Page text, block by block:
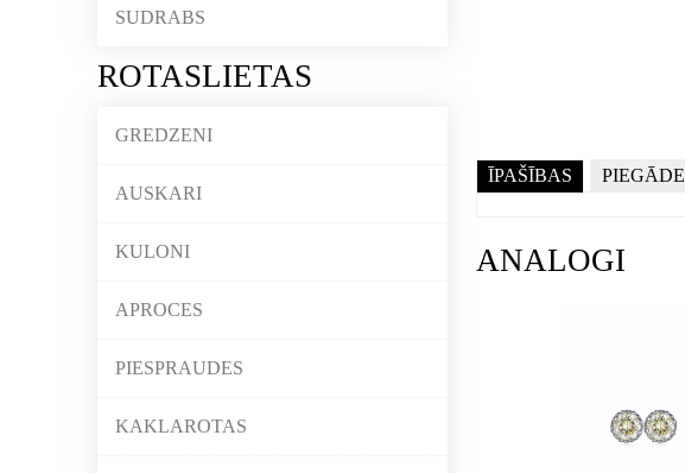
SUDRABS
ROTASLIETAS
GREDZENI
AUSKARI
KULONI
APROCES
PIESPRAUDES
KAKLAROTAS
ĪPAŠĪBAS PIEGĀDE
ANALOGI